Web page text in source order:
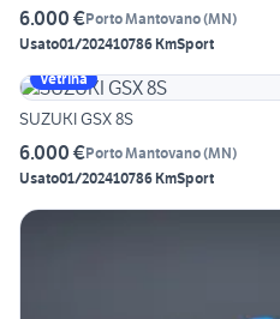
6.000 €Porto Mantovano(MN)
Usato01/202410786 KmSport
Vetrina
SUZUKI GSX 8S
6.000 €Porto Mantovano(MN)
Usato01/202410786 KmSport